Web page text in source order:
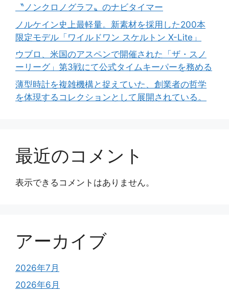
〝ノンクロノグラフ〟のナビタイマー
ノルケイン史上最軽量。新素材を採用した200本
限定モデル「ワイルドワン スケルトン X-Lite」
ウブロ、米国のアスペンで開催された「ザ・スノ
ーリーグ」第3戦にて公式タイムキーパーを務める
薄型時計を複雑機構と捉えていた、創業者の哲学
を体現するコレクションとして展開されている。
最近のコメント
表示できるコメントはありません。
アーカイブ
2026年7月
2026年6月